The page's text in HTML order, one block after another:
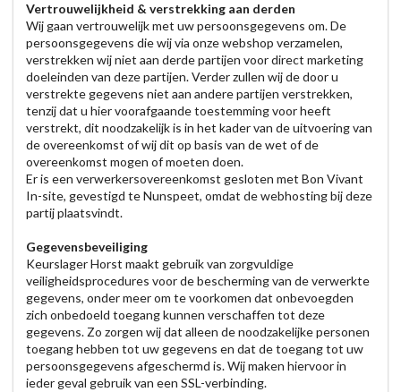
Vertrouwelijkheid & verstrekking aan derden
Wij gaan vertrouwelijk met uw persoonsgegevens om. De
persoonsgegevens die wij via onze webshop verzamelen,
verstrekken wij niet aan derde partijen voor direct marketing
doeleinden van deze partijen. Verder zullen wij de door u
verstrekte gegevens niet aan andere partijen verstrekken,
tenzij dat u hier voorafgaande toestemming voor heeft
verstrekt, dit noodzakelijk is in het kader van de uitvoering van
de overeenkomst of wij dit op basis van de wet of de
overeenkomst mogen of moeten doen.
Er is een verwerkersovereenkomst gesloten met Bon Vivant
In-site, gevestigd te Nunspeet, omdat de webhosting bij deze
partij plaatsvindt.
Gegevensbeveiliging
Keurslager Horst maakt gebruik van zorgvuldige
veiligheidsprocedures voor de bescherming van de verwerkte
gegevens, onder meer om te voorkomen dat onbevoegden
zich onbedoeld toegang kunnen verschaffen tot deze
gegevens. Zo zorgen wij dat alleen de noodzakelijke personen
toegang hebben tot uw gegevens en dat de toegang tot uw
persoonsgegevens afgeschermd is. Wij maken hiervoor in
ieder geval gebruik van een SSL-verbinding.